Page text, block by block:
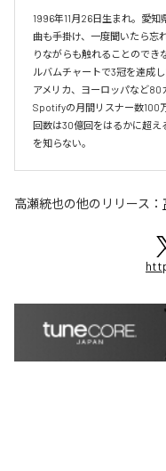
1996年11月26日生まれ。愛
曲も手掛け、一度聞いたら忘
りながらも触れることのでき
ルバムチャートで3冠を達成
アメリカ、ヨーロッパなど80
Spotifyの月間リスナー数100
回数は30億回をはるかに超え
を知らない。
高瀬統也の他のリリース：